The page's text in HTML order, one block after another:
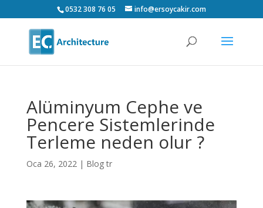
0532 308 76 05 info@ersoycakir.com
Alüminyum Cephe ve
Pencere Sistemlerinde
Terleme neden olur ?
Oca 26, 2022| Blog tr